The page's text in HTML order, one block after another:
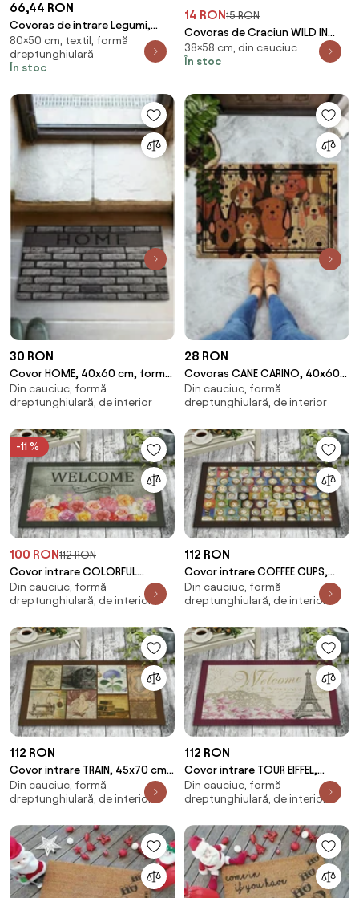
66,44 RON
Covoras de intrare Legumi,
Bizzotto, 50x80 cm,
polipropilena
80×50 cm, textil, formă
dreptunghiulară
În stoc
14 RON15 RON
Covoras de Craciun WILD IN
WHITE 38x58 cm - mai multe
variante Varianta: Urs
38×58 cm, din cauciuc
În stoc
30 RON
Covor HOME, 40x60 cm, forma
dreptunghiulara, PVC, gri
Din cauciuc, formă
dreptunghiulară, de interior
28 RON
Covoras CANE CARINO, 40x60
cm, forma dreptunghiulara,
PVC, maro
Din cauciuc, formă
dreptunghiulară, de interior
-11 %
100 RON112 RON
Covor intrare COLORFUL
ROSES, 45x70 cm, forma
dreptunghiulara, pasla/P
Din cauciuc, formă
dreptunghiulară, de interior
112 RON
Covor intrare COFFEE CUPS,
45x70 cm, forma
dreptunghiulara, pasla/PVC,
Din cauciuc, formă
dreptunghiulară, de interior
112 RON
Covor intrare TRAIN, 45x70 cm,
forma dreptunghiulara,
pasla/PVC, multi
Din cauciuc, formă
dreptunghiulară, de interior
112 RON
Covor intrare TOUR EIFFEL,
45x70 cm, forma
dreptunghiulara, pasla/PVC,
Din cauciuc, formă
dreptunghiulară, de interior